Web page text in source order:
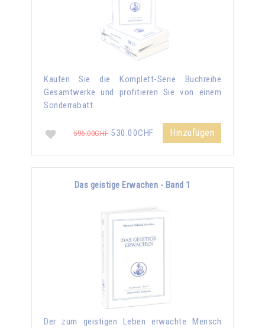
Kaufen Sie die Komplett-Serie Buchreihe
Gesamtwerke und profitieren Sie von einem
Sonderrabatt.
596.00CHF530.00CHF Hinzufügen
Das geistige Erwachen - Band 1
Der zum geistigen Leben erwachte Mensch